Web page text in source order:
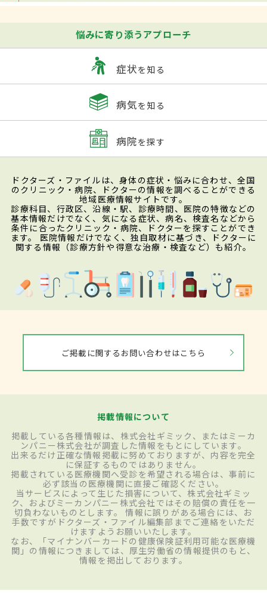
悩みに寄り添うアプローチ
症状を知る
病気を知る
病院を探す
ドクターズ・ファイルは、身体の症状・悩みに合わせ、全国
のクリニック・病院、ドクターの情報を調べることができる
地域医療情報サイトです。
診療科目、行政区、沿線・駅、診療時間、医院の特徴などの
基本情報だけでなく、気になる症状、病名、検査名などから
条件に合ったクリニック・病院、ドクターを探すことができ
ます。 医院情報だけでなく、独自取材に基づき、ドクターに
関する情報（診療方針や得意な治療・検査など）も紹介。
ご掲載に関するお問い合わせはこちら
掲載情報について
掲載している各種情報は、株式会社ギミック、またはミーカ
ンパニー株式会社が調査した情報をもとにしています。
出来るだけ正確な情報掲載に努めておりますが、内容を完全
に保証するものではありません。
掲載されている医療機関へ受診を希望される場合は、事前に
必ず該当の医療機関に直接ご確認ください。
当サービスによって生じた損害について、株式会社ギミッ
ク、およびミーカンパニー株式会社ではその賠償の責任を一
切負わないものとします。 情報に誤りがある場合には、お
手数ですがドクターズ・ファイル編集部までご連絡をいただ
けますようお願いいたします。
なお、「マイナンバーカードの健康保険証利用可能な医療機
関」の情報につきましては、厚生労働省の情報提供のもと、
情報を掲出しております。